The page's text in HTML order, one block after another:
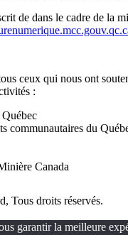
de dans le cadre de la
ceux qui nous ont
:
communautaires du
Canada
Tous droits réservés.
garantir la meilleure